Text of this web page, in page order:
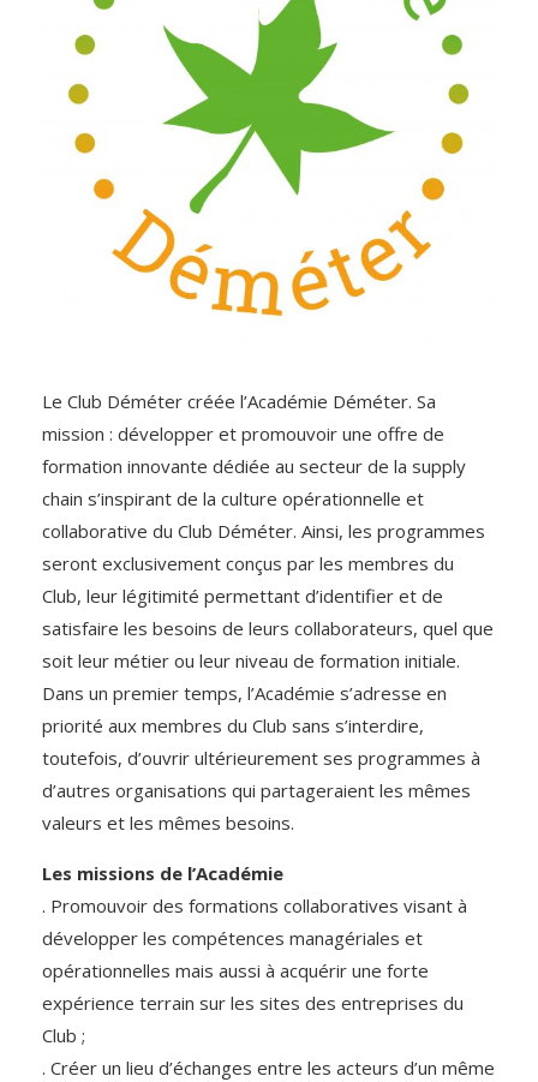
Le Club Déméter créée l’Académie Déméter. Sa
mission : développer et promouvoir une offre de
formation innovante dédiée au secteur de la supply
chain s’inspirant de la culture opérationnelle et
collaborative du Club Déméter. Ainsi, les programmes
seront exclusivement conçus par les membres du
Club, leur légitimité permettant d’identifier et de
satisfaire les besoins de leurs collaborateurs, quel que
soit leur métier ou leur niveau de formation initiale.
Dans un premier temps, l’Académie s’adresse en
priorité aux membres du Club sans s’interdire,
toutefois, d’ouvrir ultérieurement ses programmes à
d’autres organisations qui partageraient les mêmes
valeurs et les mêmes besoins.
Les missions de l’Académie
. Promouvoir des formations collaboratives visant à
développer les compétences managériales et
opérationnelles mais aussi à acquérir une forte
expérience terrain sur les sites des entreprises du
Club ;
. Créer un lieu d’échanges entre les acteurs d’un même